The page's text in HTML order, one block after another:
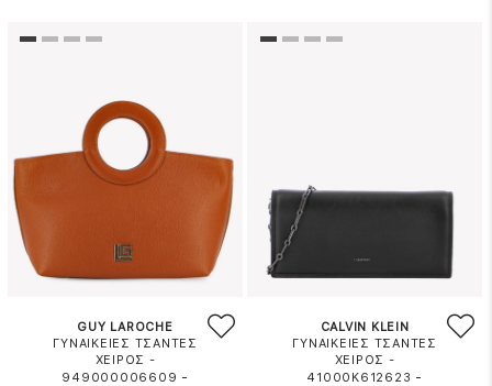
GUY LAROCHE
ΓΥΝΑΙΚΕΙΕΣ ΤΣΑΝΤΕΣ
ΧΕΙΡΟΣ -
949000006609 -
CALVIN KLEIN
ΓΥΝΑΙΚΕΙΕΣ ΤΣΑΝΤΕΣ
ΧΕΙΡΟΣ -
41000K612623 -